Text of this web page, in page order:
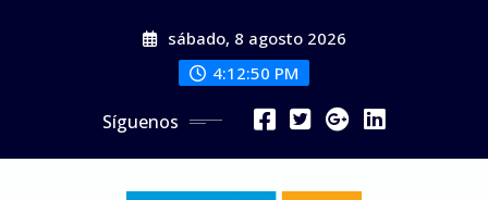
sábado, 8 agosto 2026
4:12:52 PM
Síguenos